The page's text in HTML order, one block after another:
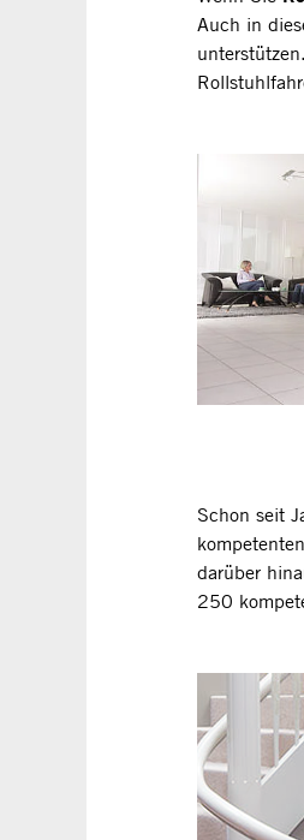
Auch in
Schon seit
darüber
250